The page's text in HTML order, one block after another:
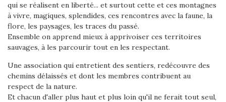
qui se réalisent en liberté... et surtout cette et ces montagnes
à vivre, magiques, splendides, ces rencontres avec la faune, la
flore, les paysages, les traces du passé.
Ensemble on apprend mieux à apprivoiser ces territoires
sauvages, à les parcourir tout en les respectant.
Une association qui entretient des sentiers, redécouvre des
chemins délaissés et dont les membres contribuent au
respect de la nature.
Et chacun d'aller plus haut et plus loin qu'il ne ferait tout seul,